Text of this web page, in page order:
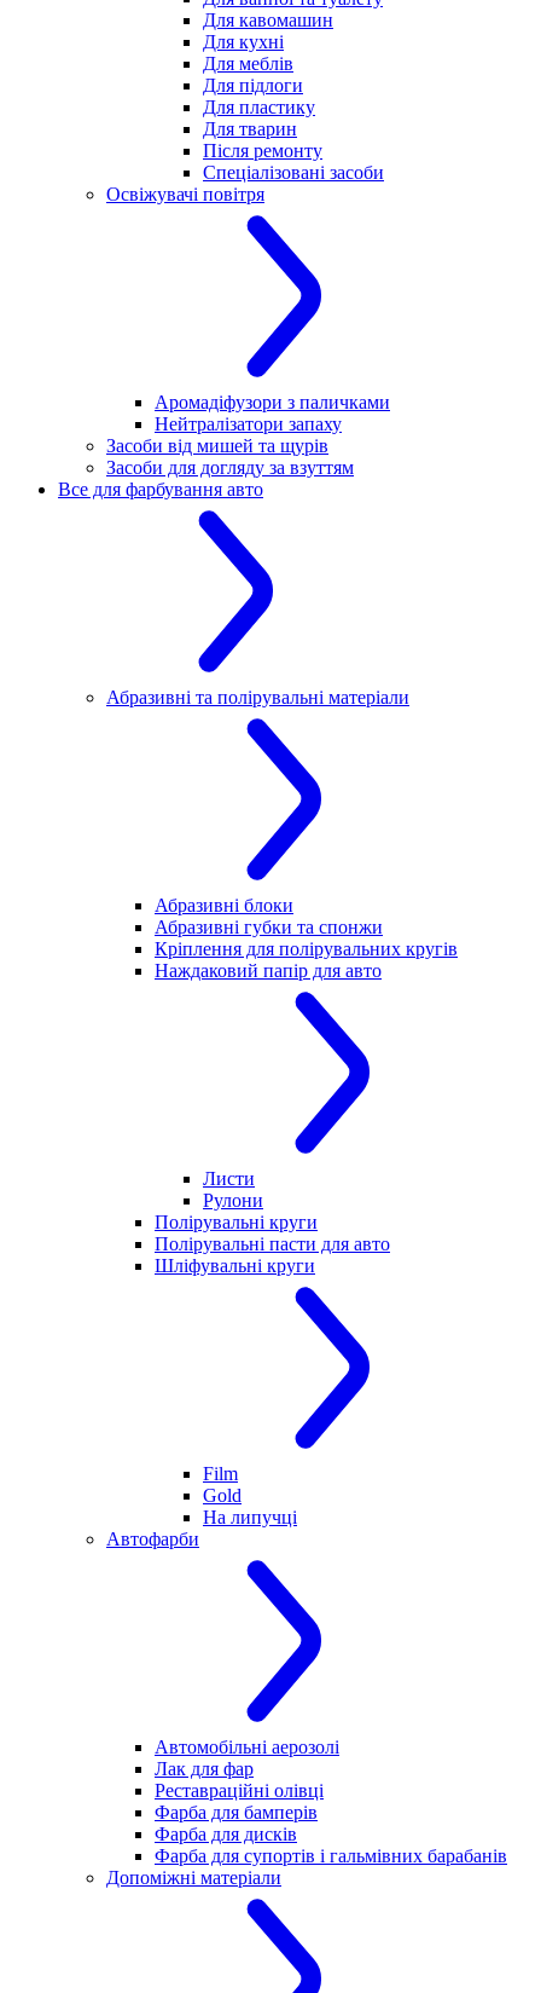
Для кавомашин
Для кухні
Для меблів
Для підлоги
Для пластику
Для тварин
Після ремонту
Спеціалізовані засоби
Освіжувачі повітря
Аромадіфузори з паличками
Нейтралізатори запаху
Засоби від мишей та щурів
Засоби для догляду за взуттям
Все для фарбування авто
Абразивні та полірувальні матеріали
Абразивні блоки
Абразивні губки та спонжи
Кріплення для полірувальних кругів
Наждаковий папір для авто
Листи
Рулони
Полірувальні круги
Полірувальні пасти для авто
Шліфувальні круги
Film
Gold
На липучці
Автофарби
Автомобільні аерозолі
Лак для фар
Реставраційні олівці
Фарба для бамперів
Фарба для дисків
Фарба для супортів і гальмівних барабанів
Допоміжні матеріали